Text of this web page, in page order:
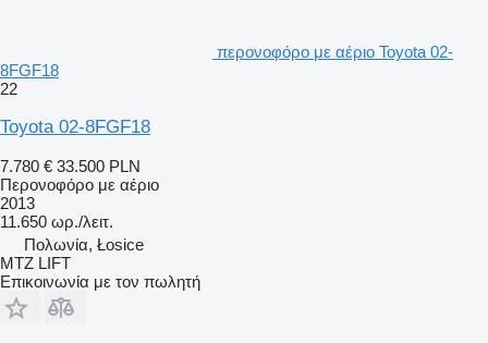
περονοφόρο με αέριο Toyota 02-
8FGF18
22
Toyota 02-8FGF18
7.780 € 33.500 PLN
Περονοφόρο με αέριο
2013
11.650 ωρ./λειτ.
Πολωνία, Łosice
MTZ LIFT
Επικοινωνία με τον πωλητή